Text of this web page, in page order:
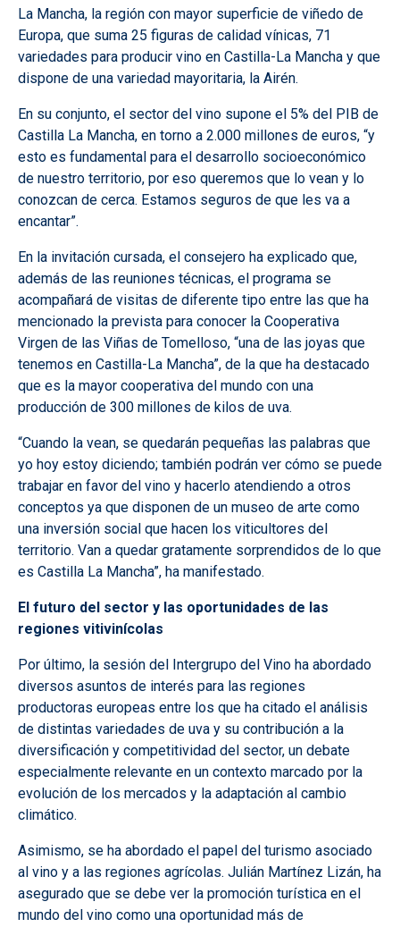
La Mancha, la región con mayor superficie de viñedo de
Europa, que suma 25 figuras de calidad vínicas, 71
variedades para producir vino en Castilla-La Mancha y que
dispone de una variedad mayoritaria, la Airén.
En su conjunto, el sector del vino supone el 5% del PIB de
Castilla La Mancha, en torno a 2.000 millones de euros, “y
esto es fundamental para el desarrollo socioeconómico
de nuestro territorio, por eso queremos que lo vean y lo
conozcan de cerca. Estamos seguros de que les va a
encantar”.
En la invitación cursada, el consejero ha explicado que,
además de las reuniones técnicas, el programa se
acompañará de visitas de diferente tipo entre las que ha
mencionado la prevista para conocer la Cooperativa
Virgen de las Viñas de Tomelloso, “una de las joyas que
tenemos en Castilla-La Mancha”, de la que ha destacado
que es la mayor cooperativa del mundo con una
producción de 300 millones de kilos de uva.
“Cuando la vean, se quedarán pequeñas las palabras que
yo hoy estoy diciendo; también podrán ver cómo se puede
trabajar en favor del vino y hacerlo atendiendo a otros
conceptos ya que disponen de un museo de arte como
una inversión social que hacen los viticultores del
territorio. Van a quedar gratamente sorprendidos de lo que
es Castilla La Mancha”, ha manifestado.
El futuro del sector y las oportunidades de las
regiones vitivinícolas
Por último, la sesión del Intergrupo del Vino ha abordado
diversos asuntos de interés para las regiones
productoras europeas entre los que ha citado el análisis
de distintas variedades de uva y su contribución a la
diversificación y competitividad del sector, un debate
especialmente relevante en un contexto marcado por la
evolución de los mercados y la adaptación al cambio
climático.
Asimismo, se ha abordado el papel del turismo asociado
al vino y a las regiones agrícolas. Julián Martínez Lizán, ha
asegurado que se debe ver la promoción turística en el
mundo del vino como una oportunidad más de